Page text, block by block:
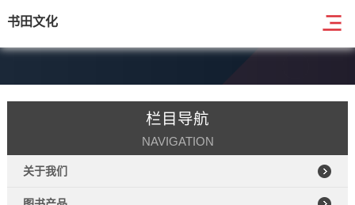
书田文化
栏目导航
NAVIGATION
关于我们